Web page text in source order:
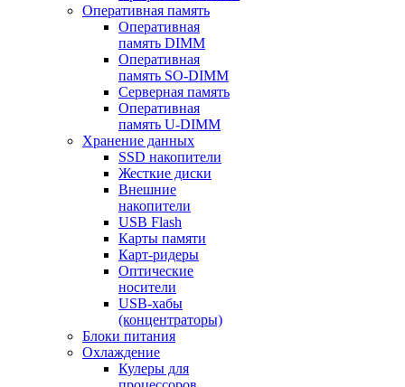
Оперативная память
Оперативная
память DIMM
Оперативная
память SO-DIMM
Серверная память
Оперативная
память U-DIMM
Хранение данных
SSD накопители
Жесткие диски
Внешние
накопители
USB Flash
Карты памяти
Карт-ридеры
Оптические
носители
USB-хабы
(концентраторы)
Блоки питания
Охлаждение
Кулеры для